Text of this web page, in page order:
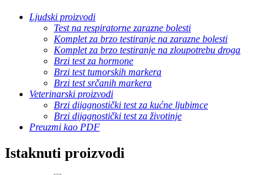
Ljudski proizvodi
Test na respiratorne zarazne bolesti
Komplet za brzo testiranje na zarazne bolesti
Komplet za brzo testiranje na zloupotrebu droga
Brzi test za hormone
Brzi test tumorskih markera
Brzi test srčanih markera
Veterinarski proizvodi
Brzi dijagnostički test za kućne ljubimce
Brzi dijagnostički test za životinje
Preuzmi kao PDF
Istaknuti proizvodi